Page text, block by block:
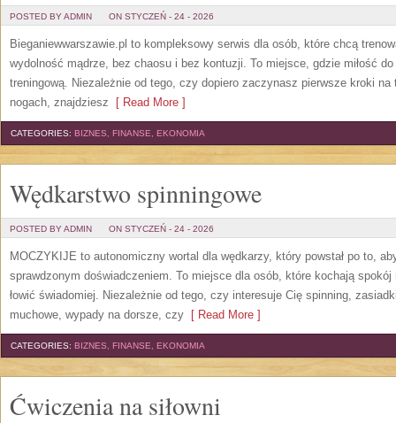
POSTED BY ADMIN ON STYCZEŃ - 24 - 2026
Bieganiewwarszawie.pl to kompleksowy serwis dla osób, które chcą
wydolność mądrze, bez chaosu i bez kontuzji. To miejsce, gdzie miłość
treningową. Niezależnie od tego, czy dopiero zaczynasz pierwsze kroki
nogach, znajdziesz [ Read More ]
CATEGORIES: BIZNES, FINANSE, EKONOMIA
Wędkarstwo spinningowe
POSTED BY ADMIN ON STYCZEŃ - 24 - 2026
MOCZYKIJE to autonomiczny wortal dla wędkarzy, który powstał po to,
sprawdzonym doświadczeniem. To miejsce dla osób, które kochają
łowić świadomiej. Niezależnie od tego, czy interesuje Cię spinning,
muchowe, wypady na dorsze, czy [ Read More ]
CATEGORIES: BIZNES, FINANSE, EKONOMIA
Ćwiczenia na siłowni